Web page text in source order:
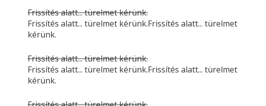
Frissítés alatt... türelmet kérünk.
Frissítés alatt... türelmet kérünk.Frissítés alatt... türelmet
kérünk.
Frissítés alatt... türelmet kérünk.
Frissítés alatt... türelmet kérünk.Frissítés alatt... türelmet
kérünk.